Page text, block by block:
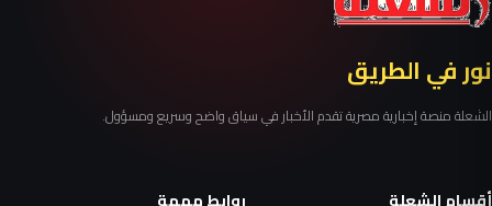
نور في الطريق
الشعلة منصة إخبارية مصرية تقدم الأخبار في سياق واضح وسريع ومسؤول.